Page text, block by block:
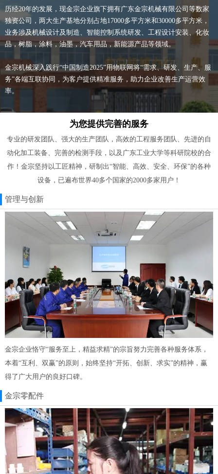
历经20年的发展，现金宗企业旗下拥有广东金宗机械有限公司等数家
独资公司，两大生产基地分别占地17000多平方米和30000多平方米，
业务涉及机械设计及制造、智能控制系统研发、工程设计安装、化妆
品，树脂，涂料，油墨，汽车用品，新能源产品等领域。
金宗机械深入践行“中国制造2025”用物联网将“需求、研发、生产、服
务”各端互联协同，为客户提供精准服务，助力企业改善生产运营效
率。
为您提供完善的服务
专业的研发团队、强大的生产团队，高效的工程服务团队、先进的自
动化加工装备、完善的检测手段，以及广东工业大学等科研院校的合
作！金宗坚持以工匠精神，研制出“智能、高效、安全、环保”的各种
设备，已遍布世界40多个国家的2000多家用户！
管理与创新
金宗企业恪守“服务至上，精益求精”的宗旨努力完善各种服务体系，
本着“互利、双赢”的原则，始终坚持“开拓、创新、求实”的精神，赢
得了广大用户的良好口碑。
金宗零配件